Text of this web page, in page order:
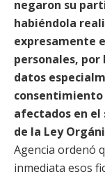
negaron su
habiéndola
expresamente
personales,
datos
consentimiento
afectados en
de la Ley
Agencia ordenó
inmediata esos